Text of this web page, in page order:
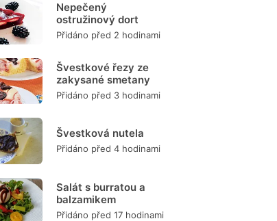
Nepečený
ostružinový dort
Přidáno před 2 hodinami
Švestkové řezy ze
zakysané smetany
Přidáno před 3 hodinami
Švestková nutela
Přidáno před 4 hodinami
Salát s burratou a
balzamikem
Přidáno před 17 hodinami